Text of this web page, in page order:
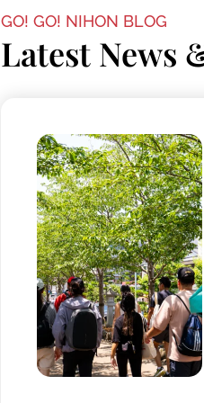
GO! GO! NIHON BLOG
Latest News